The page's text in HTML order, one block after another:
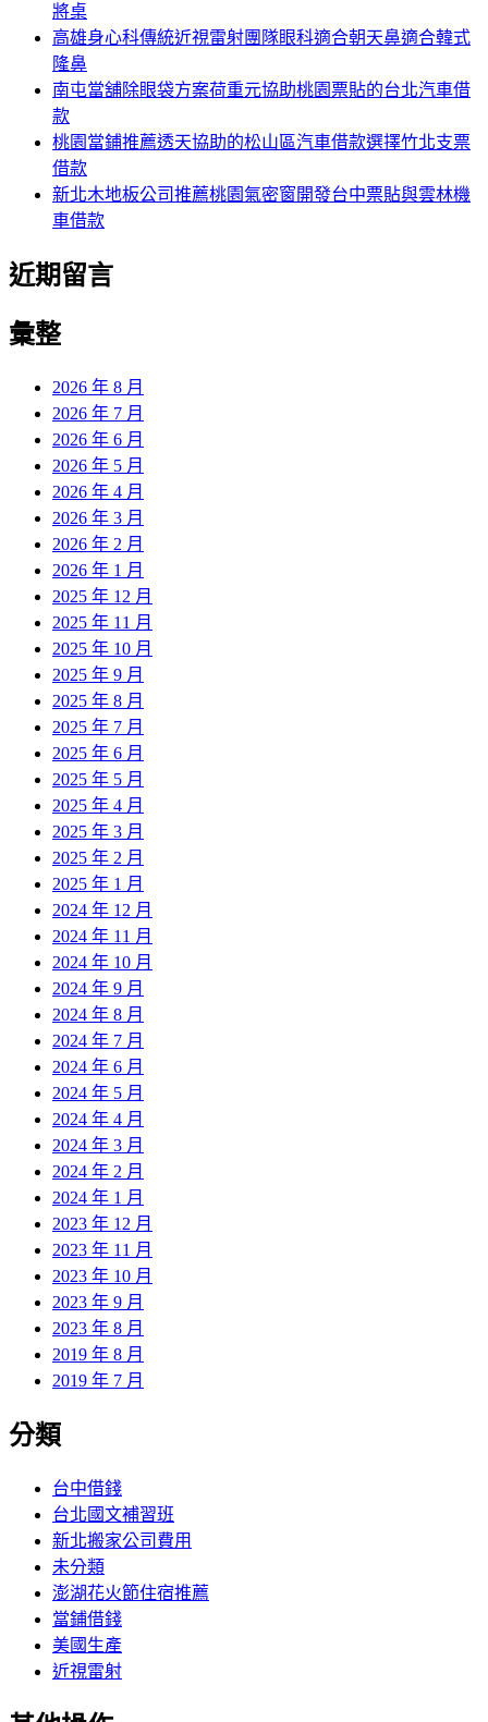
將桌
高雄身心科傳統近視雷射團隊眼科適合朝天鼻適合韓式
隆鼻
南屯當舖除眼袋方案荷重元協助桃園票貼的台北汽車借
款
桃園當鋪推薦透天協助的松山區汽車借款選擇竹北支票
借款
新北木地板公司推薦桃園氣密窗開發台中票貼與雲林機
車借款
近期留言
彙整
2026 年 8 月
2026 年 7 月
2026 年 6 月
2026 年 5 月
2026 年 4 月
2026 年 3 月
2026 年 2 月
2026 年 1 月
2025 年 12 月
2025 年 11 月
2025 年 10 月
2025 年 9 月
2025 年 8 月
2025 年 7 月
2025 年 6 月
2025 年 5 月
2025 年 4 月
2025 年 3 月
2025 年 2 月
2025 年 1 月
2024 年 12 月
2024 年 11 月
2024 年 10 月
2024 年 9 月
2024 年 8 月
2024 年 7 月
2024 年 6 月
2024 年 5 月
2024 年 4 月
2024 年 3 月
2024 年 2 月
2024 年 1 月
2023 年 12 月
2023 年 11 月
2023 年 10 月
2023 年 9 月
2023 年 8 月
2019 年 8 月
2019 年 7 月
分類
台中借錢
台北國文補習班
新北搬家公司費用
未分類
澎湖花火節住宿推薦
當鋪借錢
美國生產
近視雷射